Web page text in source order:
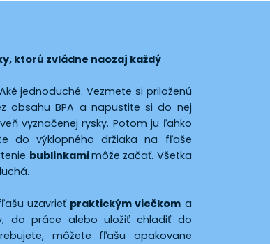
ktorú zvládne naozaj každý
jednoduché. Vezmete si priloženú
obsahu BPA a napustite si do nej
vyznačenej rysky. Potom ju ľahko
do výklopného držiaka na fľaše
bublinkamimôže začať. Všetka
uzavrieť praktickým viečkom a
do práce alebo uložiť chladiť do
môžete fľašu opakovane